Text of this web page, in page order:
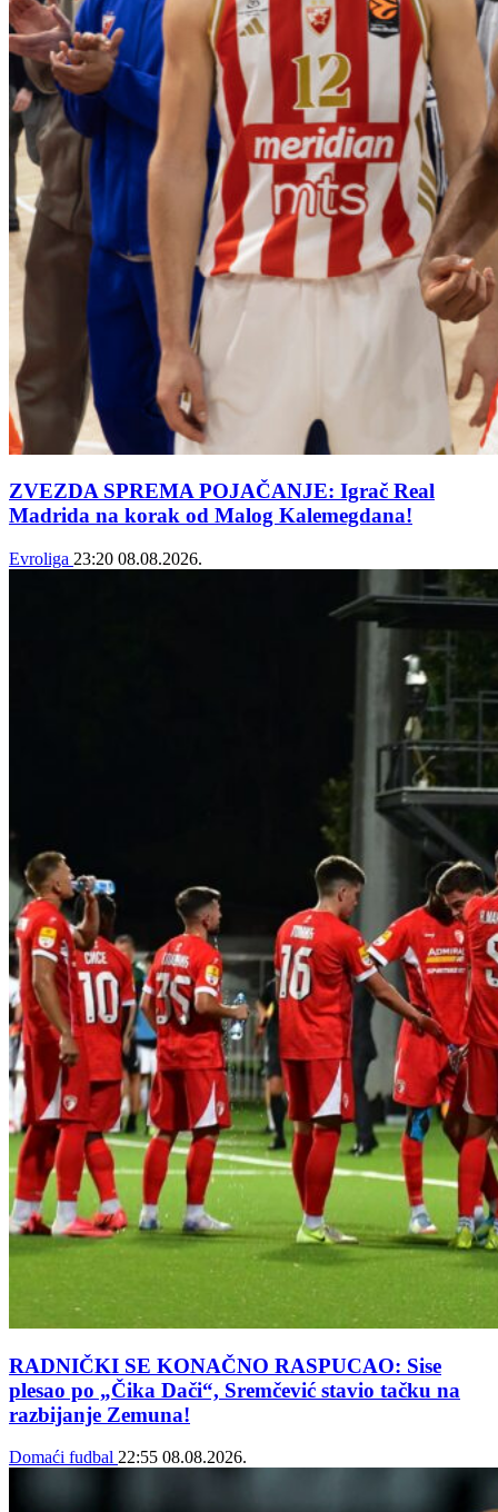
ZVEZDA SPREMA POJAČANJE: Igrač Real
Madrida na korak od Malog Kalemegdana!
Evroliga 23:20 08.08.2026.
RADNIČKI SE KONAČNO RASPUCAO: Sise
plesao po „Čika Dači“, Sremčević stavio tačku na
razbijanje Zemuna!
Domaći fudbal 22:55 08.08.2026.